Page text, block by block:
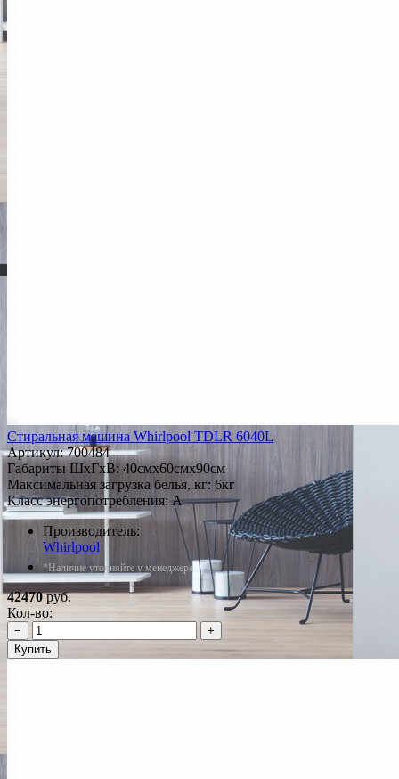
Стиральная машина Whirlpool TDLR 6040L
Артикул:700484
Габариты ШxГxВ: 40смx60смx90см
Максимальная загрузка белья, кг: 6кг
Класс энергопотребления: A
Производитель:
Whirlpool
*Наличие уточняйте у менеджера
42470руб.
Кол-во:
−
+
Купить